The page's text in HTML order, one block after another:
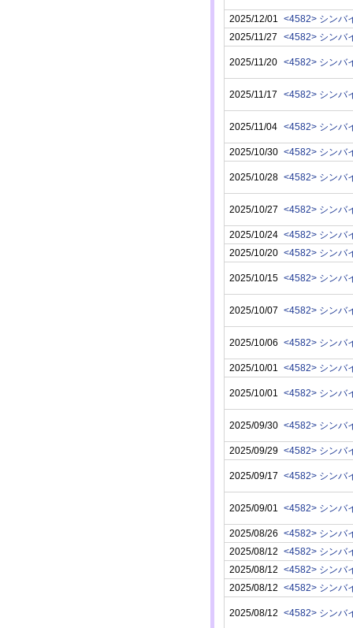
2025/12/01
<4582> シンバ
2025/11/27
<4582> シンバ
2025/11/20 <4582> シンバ
2025/11/17 <4582> シンバ
2025/11/04 <4582> シンバ
2025/10/30 <4582> シンバ
2025/10/28 <4582> シンバ
2025/10/27 <4582> シンバ
2025/10/24 <4582> シンバ
2025/10/20 <4582> シンバ
2025/10/15 <4582> シンバ
2025/10/07 <4582> シンバ
2025/10/06 <4582> シンバ
2025/10/01 <4582> シンバ
2025/10/01 <4582> シンバ
2025/09/30 <4582> シンバ
2025/09/29 <4582> シンバ
2025/09/17 <4582> シンバ
2025/09/01 <4582> シンバ
2025/08/26 <4582> シンバ
2025/08/12 <4582> シンバ
2025/08/12 <4582> シンバ
2025/08/12 <4582> シンバ
2025/08/12 <4582> シンバ